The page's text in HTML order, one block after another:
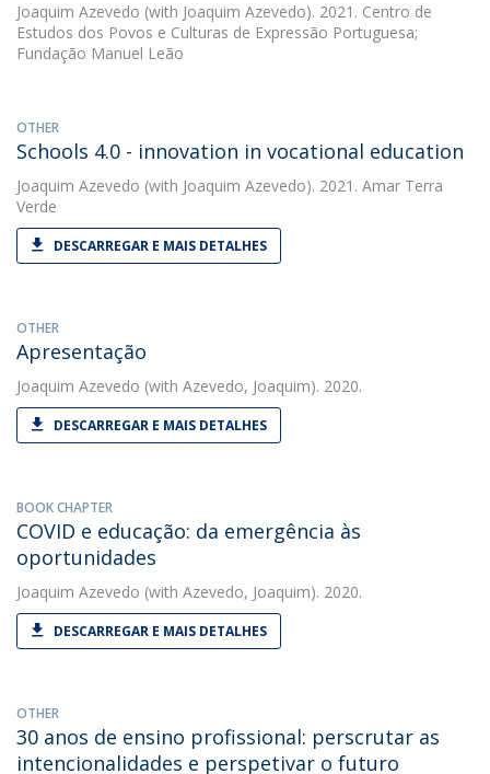
Joaquim Azevedo (with Joaquim Azevedo). 2021. Centro de
Estudos dos Povos e Culturas de Expressão Portuguesa;
Fundação Manuel Leão
OTHER
Schools 4.0 - innovation in vocational education
Joaquim Azevedo (with Joaquim Azevedo). 2021. Amar Terra
Verde
DESCARREGAR E MAIS DETALHES
OTHER
Apresentação
Joaquim Azevedo (with Azevedo, Joaquim). 2020.
DESCARREGAR E MAIS DETALHES
BOOK CHAPTER
COVID e educação: da emergência às
oportunidades
Joaquim Azevedo (with Azevedo, Joaquim). 2020.
DESCARREGAR E MAIS DETALHES
OTHER
30 anos de ensino profissional: perscrutar as
intencionalidades e perspetivar o futuro